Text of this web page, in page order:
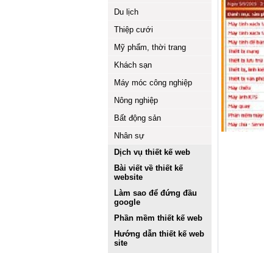
Du lịch
Thiệp cưới
Mỹ phẩm, thời trang
Khách sạn
Máy móc công nghiệp
Nông nghiệp
Bất động sản
Nhân sự
Dịch vụ thiết kế web
Bài viết về thiết kế
website
Làm sao để đứng đầu
google
Phần mềm thiết kế web
Hướng dẫn thiết kế web
site